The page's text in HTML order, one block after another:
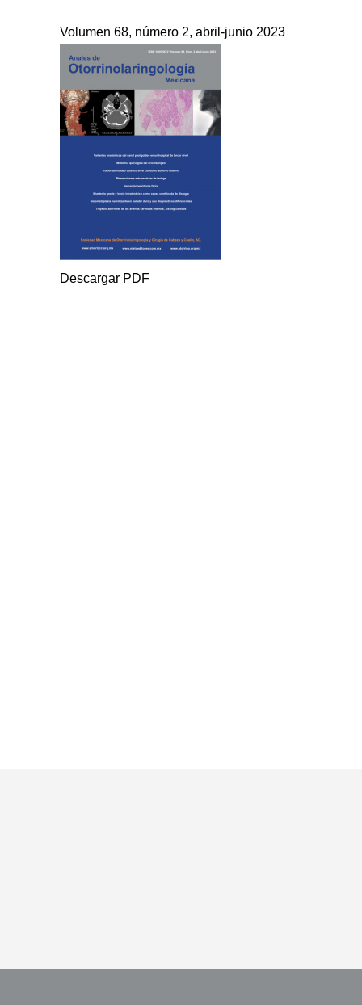
Volumen 68, número 2, abril-junio 2023
Descargar PDF